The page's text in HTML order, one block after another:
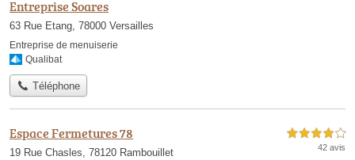
Entreprise Soares
63 Rue Etang, 78000 Versailles
Entreprise de menuiserie
Qualibat
Téléphone
Espace Fermetures 78
19 Rue Chasles, 78120 Rambouillet
4,0 étoiles sur 5
42 avis